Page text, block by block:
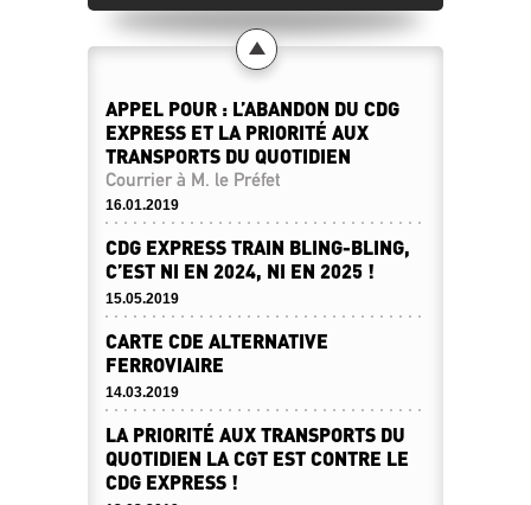
APPEL POUR : L’ABANDON DU CDG
EXPRESS ET LA PRIORITÉ AUX
TRANSPORTS DU QUOTIDIEN
Courrier à M. le Préfet
16.01.2019
CDG EXPRESS TRAIN BLING-BLING,
C’EST NI EN 2024, NI EN 2025 !
15.05.2019
CARTE CDE ALTERNATIVE
FERROVIAIRE
14.03.2019
LA PRIORITÉ AUX TRANSPORTS DU
QUOTIDIEN LA CGT EST CONTRE LE
CDG EXPRESS !